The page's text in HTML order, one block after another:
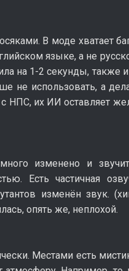
В моде хватает
языке, а не
на 1-2 секунды, также
не использовать, а
с НПС, их ИИ оставляет
изменено и
Есть частичная
изменён звук.
опять же, неплохой.
Местами есть